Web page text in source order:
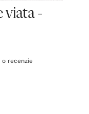
viata -
recenzie